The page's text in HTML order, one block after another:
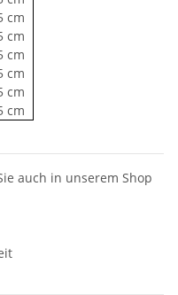
cm
cm
cm
cm
cm
cm
auch in unserem Shop